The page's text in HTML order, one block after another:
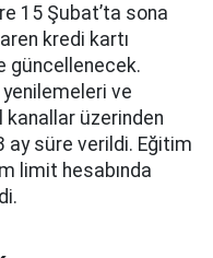
15 Şubat’ta sona
kredi kartı
güncellenecek.
yenilemeleri ve
üzerinden
ay süre verildi. Eğitim
limit hesabında